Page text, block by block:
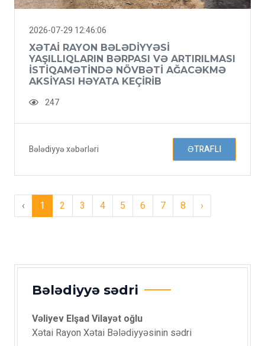
2026-07-29 12:46:06
XƏTAI RAYON BƏLƏDIYYƏSI
YAŞILLIQLARIN BƏRPASI VƏ ARTIRILMASI
ISTIQAMƏTINDƏ NÖVBƏTI AĞACƏKMƏ
AKSIYASI HƏYATA KEÇIRIB
247
Bələdiyyə xəbərləri ƏTRAFLI
‹ 1 2 3 4 5 6 7 8 ›
Bələdiyyə sədri
Vəliyev Elşad Vilayət oğlu
Xətai Rayon Xətai Bələdiyyəsinin sədri